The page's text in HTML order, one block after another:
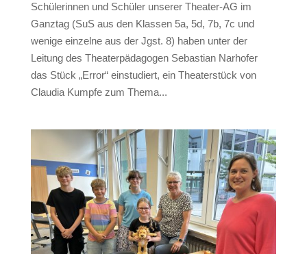
Schülerinnen und Schüler unserer Theater-AG im
Ganztag (SuS aus den Klassen 5a, 5d, 7b, 7c und
wenige einzelne aus der Jgst. 8) haben unter der
Leitung des Theaterpädagogen Sebastian Narhofer
das Stück „Error“ einstudiert, ein Theaterstück von
Claudia Kumpfe zum Thema...